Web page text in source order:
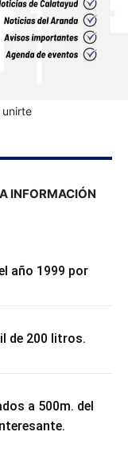
unirte
INFORMACIÓN
año 1999 por
de 200 litros.
a 500m. del